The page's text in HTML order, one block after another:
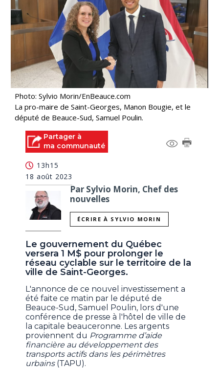
Photo: Sylvio Morin/EnBeauce.com
La pro-maire de Saint-Georges, Manon Bougie, et le
député de Beauce-Sud, Samuel Poulin.
Partager à
ma communauté
13h15
18 août 2023
Par Sylvio Morin, Chef des
nouvelles
ÉCRIRE À SYLVIO MORIN
Le gouvernement du Québec
versera 1 M$ pour prolonger le
réseau cyclable sur le territoire de la
ville de Saint-Georges.
L'annonce de ce nouvel investissement a
été faite ce matin par le député de
Beauce-Sud, Samuel Poulin, lors d'une
conférence de presse à l'hôtel de ville de
la capitale beauceronne. Les argents
proviennent du Programme d’aide
financière au développement des
transports actifs dans les périmètres
urbains(TAPU).